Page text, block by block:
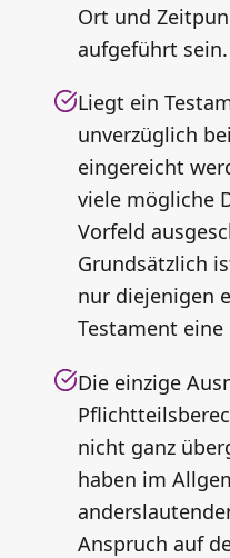
Ort und
aufgeführt sein.
Liegt ein
unverzüglich
eingereicht
viele mögliche
Vorfeld
Grundsätzlich
nur diejenigen
Testament
Die einzige
nicht ganz
haben im
Anspruch auf